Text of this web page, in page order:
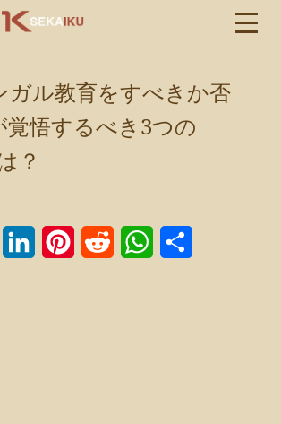
ガル教育をすべきか否
覚悟するべき3つの
？
LinkedInPinterest Reddit WhatsApp